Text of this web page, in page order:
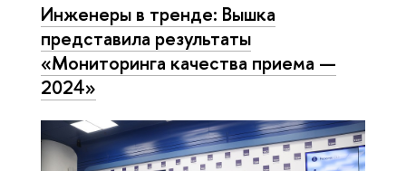
Инженеры в тренде: Вышка
представила результаты
«Мониторинга качества приема —
2024»